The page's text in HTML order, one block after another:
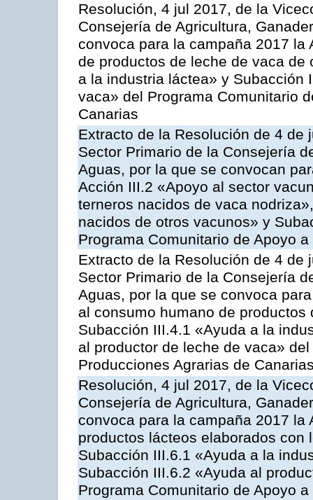
Resolución, 4 jul 2017, de la
Consejería de Agricultura,
convoca para la campaña 2017
de productos de leche de vaca
a la industria láctea» y Subacción
vaca» del Programa Comunitario
Canarias
Extracto de la Resolución de 4
Sector Primario de la Consejería
Aguas, por la que se convocan
Acción III.2 «Apoyo al sector
terneros nacidos de vaca
nacidos de otros vacunos» y
Programa Comunitario de Apoyo
Extracto de la Resolución de 4
Sector Primario de la Consejería
Aguas, por la que se convoca
al consumo humano de
Subacción III.4.1 «Ayuda a la
al productor de leche de vaca»
Producciones Agrarias de
Resolución, 4 jul 2017, de la
Consejería de Agricultura,
convoca para la campaña 2017
productos lácteos elaborados
Subacción III.6.1 «Ayuda a la
Subacción III.6.2 «Ayuda al
Programa Comunitario de Apoyo